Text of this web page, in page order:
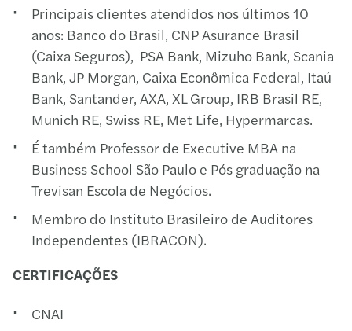
Principais clientes atendidos nos últimos 10
anos: Banco do Brasil, CNP Asurance Brasil
(Caixa Seguros), PSA Bank, Mizuho Bank, Scania
Bank, JP Morgan, Caixa Econômica Federal, Itaú
Bank, Santander, AXA, XL Group, IRB Brasil RE,
Munich RE, Swiss RE, Met Life, Hypermarcas.
É também Professor de Executive MBA na
Business School São Paulo e Pós graduação na
Trevisan Escola de Negócios.
Membro do Instituto Brasileiro de Auditores
Independentes (IBRACON).
CERTIFICAÇÕES
CNAI